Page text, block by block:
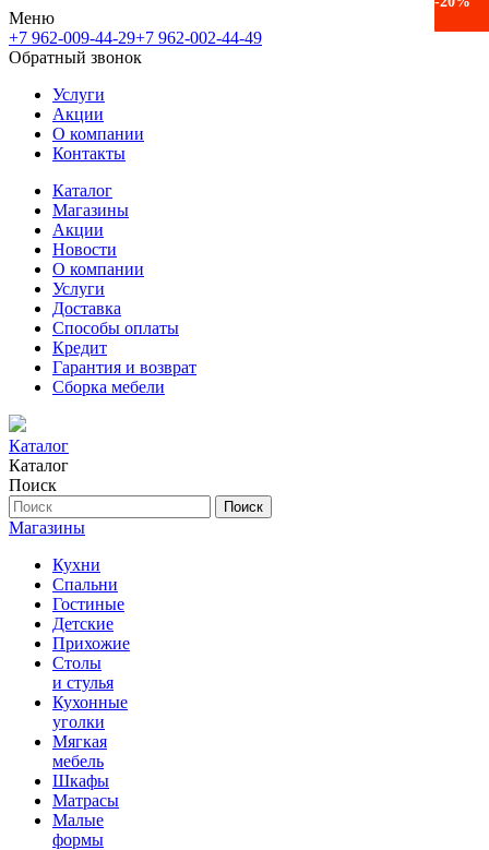
Меню
+7 962-009-44-29+7 962-002-44-49
Обратный звонок
Услуги
Акции
О компании
Контакты
Каталог
Магазины
Акции
Новости
О компании
Услуги
Доставка
Способы оплаты
Кредит
Гарантия и возврат
Сборка мебели
Каталог
Каталог
Поиск
Поиск
Магазины
Кухни
Спальни
Гостиные
Детские
Прихожие
Столы
и стулья
Кухонные
уголки
Мягкая
мебель
Шкафы
Матрасы
Малые
формы